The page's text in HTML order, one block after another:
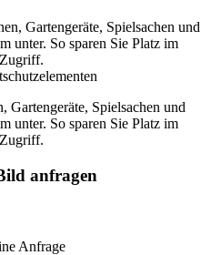
Gartengeräte, Spielsachen und
unter. So sparen Sie Platz im
anfragen
Anfrage